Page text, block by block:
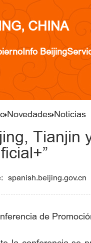
CHINA
Info Beijing
Novedades Noticias
Tianjin
spanish.beijing.gov.cn
de